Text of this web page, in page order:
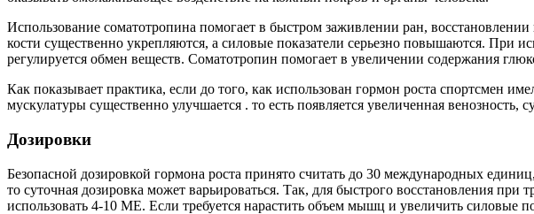
Использование соматотропина помогает в быстром заживлении ран,
кости существенно укрепляются, а силовые показатели серьезно повышаются. При
регулируется обмен веществ. Соматотропин помогает в увеличении содержания
Как показывает практика, если до того, как использован гормон роста спортсмен
мускулатуры существенно улучшается . то есть появляется увеличенная
Дозировки
Безопасной дозировкой гормона роста принято считать до 30 международных
то суточная дозировка может варьироваться. Так, для быстрого восстановления
использовать 4-10 МЕ. Если требуется нарастить объем мышц и увеличить силовые